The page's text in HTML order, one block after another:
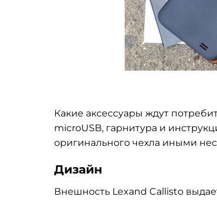
Какие аксессуары ждут
microUSB, гарнитура и
оригинального чехла иными
Дизайн
Внешность Lexand Callisto